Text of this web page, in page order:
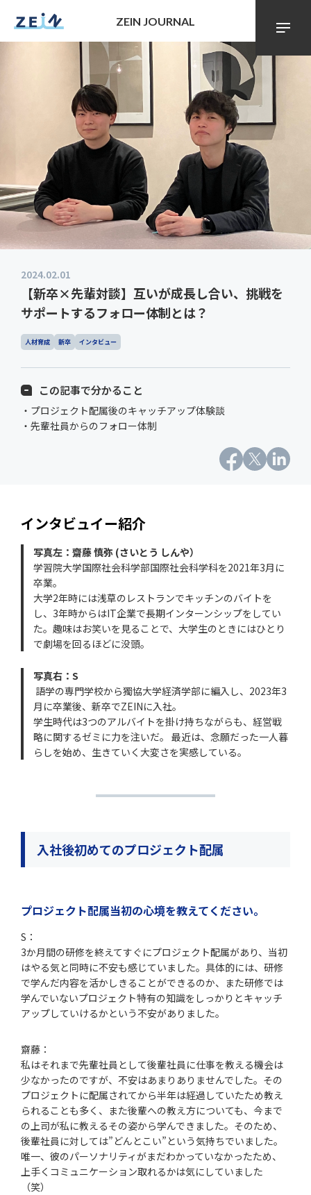
ZEIN JOURNAL
2024.02.01
【新卒×先輩対談】互いが成長し合い、挑戦を
サポートするフォロー体制とは？
人材育成 新卒 インタビュー
この記事で分かること
・プロジェクト配属後のキャッチアップ体験談
・先輩社員からのフォロー体制
インタビュイー紹介
写真左：齋藤 慎弥 (さいとう しんや）
学習院大学国際社会科学部国際社会科学科を2021年3月に
卒業。
大学2年時には浅草のレストランでキッチンのバイトを
し、3年時からはIT企業で長期インターンシップをしてい
た。趣味はお笑いを見ることで、大学生のときにはひとり
で劇場を回るほどに没頭。
写真右：S
語学の専門学校から獨協大学経済学部に編入し、2023年3
月に卒業後、新卒でZEINに入社。
学生時代は3つのアルバイトを掛け持ちながらも、経営戦
略に関するゼミに力を注いだ。 最近は、念願だった一人暮
らしを始め、生きていく大変さを実感している。
入社後初めてのプロジェクト配属
プロジェクト配属当初の心境を教えてください。
S：
3か月間の研修を終えてすぐにプロジェクト配属があり、当初
はやる気と同時に不安も感じていました。具体的には、研修
で学んだ内容を活かしきることができるのか、また研修では
学んでいないプロジェクト特有の知識をしっかりとキャッチ
アップしていけるかという不安がありました。
齋藤：
私はそれまで先輩社員として後輩社員に仕事を教える機会は
少なかったのですが、不安はあまりありませんでした。その
プロジェクトに配属されてから半年は経過していたため教え
られることも多く、また後輩への教え方についても、今まで
の上司が私に教えるその姿から学んできました。そのため、
後輩社員に対しては”どんとこい”という気持ちでいました。
唯一、彼のパーソナリティがまだわかっていなかったため、
上手くコミュニケーション取れるかは気にしていました
（笑）